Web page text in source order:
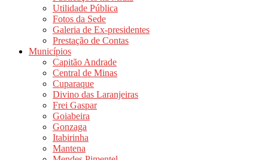
Utilidade Pública
Fotos da Sede
Galeria de Ex-presidentes
Prestação de Contas
Municípios
Capitão Andrade
Central de Minas
Cuparaque
Divino das Laranjeiras
Frei Gaspar
Goiabeira
Gonzaga
Itabirinha
Mantena